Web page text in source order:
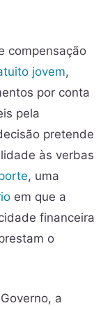
compensação
jovem,
por conta
pela
pretende
às verbas
, uma
em que a
financeira
o
a